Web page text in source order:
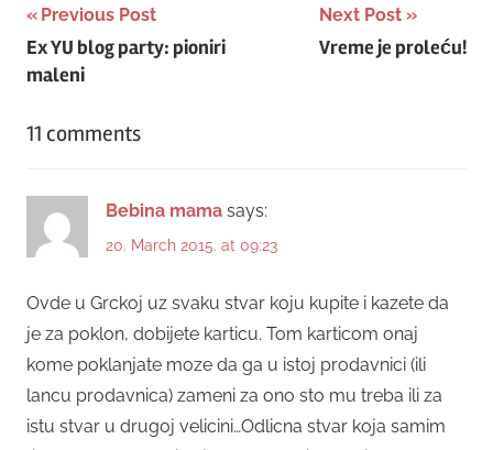
Post
navigation
Previous Post
Ex YU blog party: pioniri
maleni
Next Post
Vreme je proleću!
11 comments
Bebina mama says:
20. March 2015. at 09:23
Ovde u Grckoj uz svaku stvar koju kupite i kazete da
je za poklon, dobijete karticu. Tom karticom onaj
kome poklanjate moze da ga u istoj prodavnici (ili
lancu prodavnica) zameni za ono sto mu treba ili za
istu stvar u drugoj velicini…Odlicna stvar koja samim